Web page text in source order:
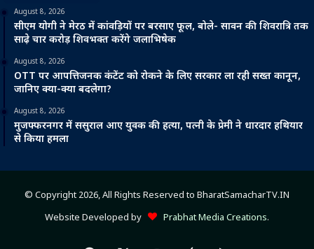
August 8, 2026
सीएम योगी ने मेरठ में कांवड़ियों पर बरसाए फूल, बोले- सावन की शिवरात्रि तक
साढ़े चार करोड़ शिवभक्त करेंगे जलाभिषेक
August 8, 2026
OTT पर आपत्तिजनक कंटेंट को रोकने के लिए सरकार ला रही सख्त कानून,
जानिए क्या-क्या बदलेगा?
August 8, 2026
मुजफ्फरनगर में ससुराल आए युवक की हत्या, पत्नी के प्रेमी ने धारदार हथियार
से किया हमला
© Copyright 2026, All Rights Reserved to BharatSamacharTV.IN
Website Developed by
Prabhat Media Creations.